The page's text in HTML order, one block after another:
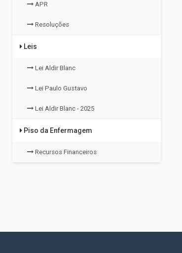
APR
Resoluções
Leis
Lei Aldir Blanc
Lei Paulo Gustavo
Lei Aldir Blanc - 2025
Piso da Enfermagem
Recursos Financeiros